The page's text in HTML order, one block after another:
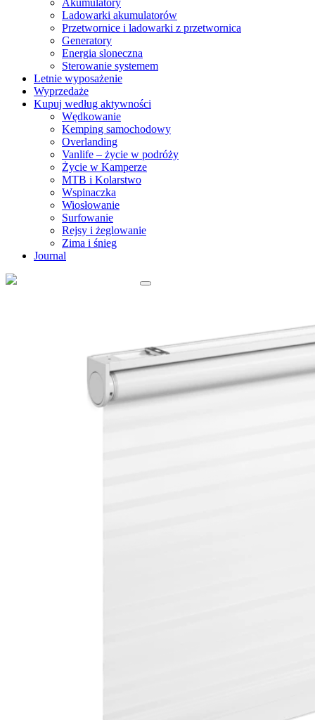
Akumulatory
Ladowarki akumulatorów
Przetwornice i ladowarki z przetwornica
Generatory
Energia sloneczna
Sterowanie systemem
Letnie wyposażenie
Wyprzedaże
Kupuj według aktywności
Wędkowanie
Kemping samochodowy
Overlanding
Vanlife – życie w podróży
Życie w Kamperze
MTB i Kolarstwo
Wspinaczka
Wiosłowanie
Surfowanie
Rejsy i żeglowanie
Zima i śnieg
Journal